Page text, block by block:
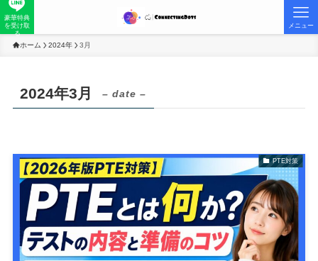
豪華特典
を受け取
る
メニュー
ホーム 2024年 3月
2024年3月 – date –
PTE対策